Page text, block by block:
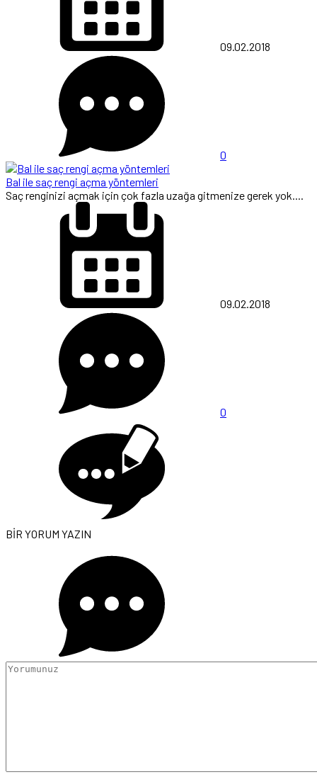
09.02.2018
0
Bal ile saç rengi açma yöntemleri
Saç renginizi açmak için çok fazla uzağa gitmenize gerek yok....
09.02.2018
0
BİR YORUM YAZIN